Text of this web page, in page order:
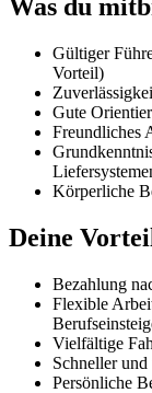
Was du
Gültiger
Vorteil)
Gute
Freundliches
Körperliche
Deine
Bezahlung
Flexible
Vielfältige
Schneller
Persönliche